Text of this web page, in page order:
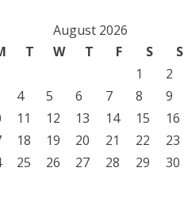
August 2026
T W T F S
S
1
2
4 5 6 7 8
9
11 12 13 14 15
16
18 19 20 21 22
23
25 26 27 28 29
30